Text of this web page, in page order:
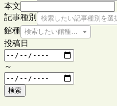
本文
記事種別
検索したい記事種別を選
館種 検索したい館種を選択してくだ
投稿日
～
検索